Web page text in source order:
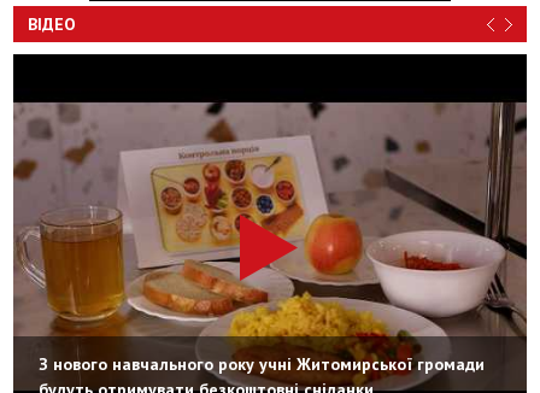
ВІДЕО
З нового навчального року учні Житомирської громади